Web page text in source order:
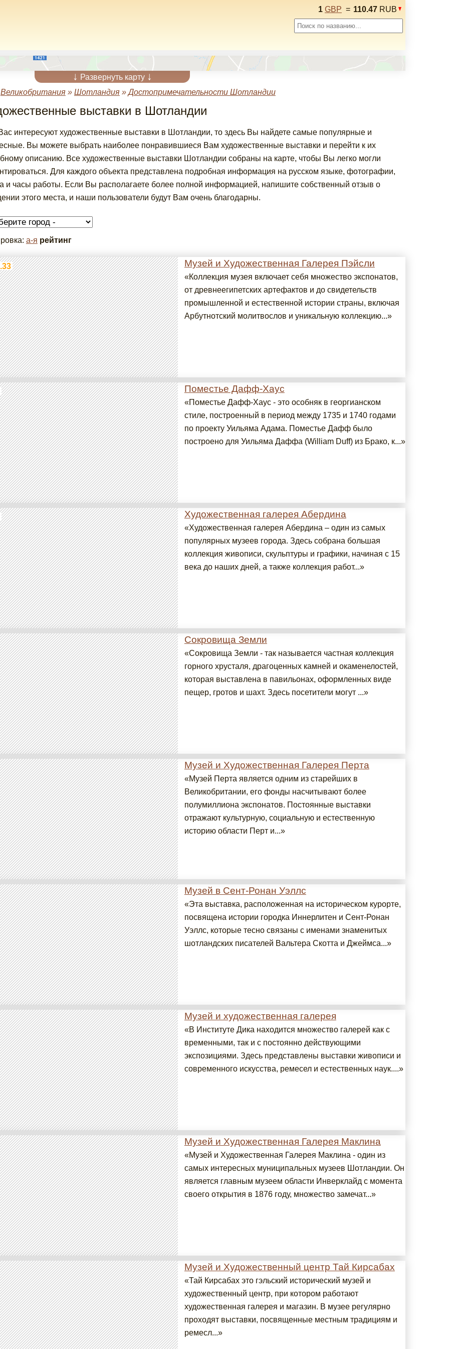
1 GBP = 110.47 RUB
↓ Развернуть карту ↓
Великобритания» Шотландия»Достопримечательности Шотландии
выставки в Шотландии
интересуют художественные выставки в Шотландии, то здесь Вы найдете самые популярные и
Вы можете выбрать наиболее понравившиеся Вам художественные выставки и перейти к их
описанию. Все художественные выставки Шотландии собраны на карте, чтобы Вы легко могли
Для каждого объекта представлена подробная информация на русском языке, фотографии,
и часы работы. Если Вы располагаете более полной информацией, напишите собственный отзыв о
этого места, и наши пользователи будут Вам очень благодарны.
а-я рейтинг
Музей и Художественная Галерея Пэйсли
«Коллекция музея включает себя множество экспонатов,
от древнеегипетских артефактов и до свидетельств
промышленной и естественной истории страны, включая
Арбутнотский молитвослов и уникальную коллекцию...»
Поместье Дафф-Хаус
«Поместье Дафф-Хаус - это особняк в георгианском
стиле, построенный в период между 1735 и 1740 годами
по проекту Уильяма Адама. Поместье Дафф было
построено для Уильяма Даффа (William Duff) из Брако, к...»
Художественная галерея Абердина
«Художественная галерея Абердина – один из самых
популярных музеев города. Здесь собрана большая
коллекция живописи, скульптуры и графики, начиная с 15
века до наших дней, а также коллекция работ...»
Сокровища Земли
«Сокровища Земли - так называется частная коллекция
горного хрусталя, драгоценных камней и окаменелостей,
которая выставлена в павильонах, оформленных виде
пещер, гротов и шахт. Здесь посетители могут ...»
Музей и Художественная Галерея Перта
«Музей Перта является одним из старейших в
Великобритании, его фонды насчитывают более
полумиллиона экспонатов. Постоянные выставки
отражают культурную, социальную и естественную
историю области Перт и...»
Музей в Сент-Ронан Уэллс
«Эта выставка, расположенная на историческом курорте,
посвящена истории городка Иннерлитен и Сент-Ронан
Уэллс, которые тесно связаны с именами знаменитых
шотландских писателей Вальтера Скотта и Джеймса...»
Музей и художественная галерея
«В Институте Дика находится множество галерей как с
временными, так и с постоянно действующими
экспозициями. Здесь представлены выставки живописи и
современного искусства, ремесел и естественных наук....»
Музей и Художественная Галерея Маклина
«Музей и Художественная Галерея Маклина - один из
самых интересных муниципальных музеев Шотландии. Он
является главным музеем области Инверклайд с момента
своего открытия в 1876 году, множество замечат...»
Музей и Художественный центр Тай Кирсабах
«Тай Кирсабах это гэльский исторический музей и
художественный центр, при котором работают
художественная галерея и магазин. В музее регулярно
проходят выставки, посвященные местным традициям и
ремесл...»